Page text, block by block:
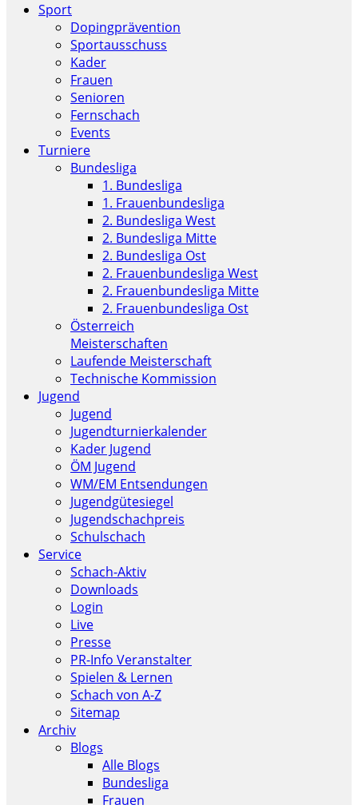
Sport
Dopingprävention
Sportausschuss
Kader
Frauen
Senioren
Fernschach
Events
Turniere
Bundesliga
1. Bundesliga
1. Frauenbundesliga
2. Bundesliga West
2. Bundesliga Mitte
2. Bundesliga Ost
2. Frauenbundesliga West
2. Frauenbundesliga Mitte
2. Frauenbundesliga Ost
Österreich
Meisterschaften
Laufende Meisterschaft
Technische Kommission
Jugend
Jugend
Jugendturnierkalender
Kader Jugend
ÖM Jugend
WM/EM Entsendungen
Jugendgütesiegel
Jugendschachpreis
Schulschach
Service
Schach-Aktiv
Downloads
Login
Live
Presse
PR-Info Veranstalter
Spielen & Lernen
Schach von A-Z
Sitemap
Archiv
Blogs
Alle Blogs
Bundesliga
Frauen